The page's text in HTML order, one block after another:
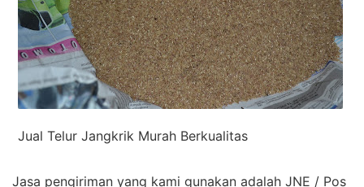
Jual Telur Jangkrik Murah Berkualitas
Jasa pengiriman yang kami gunakan adalah JNE / Pos